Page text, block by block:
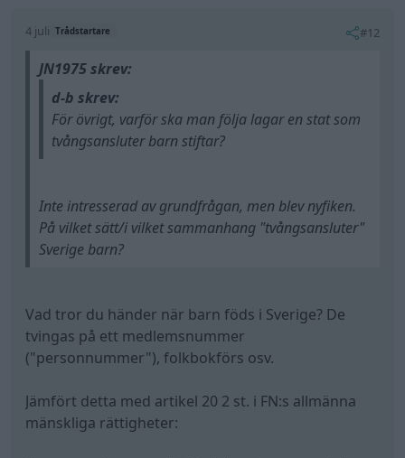
Vad tror du händer när barn föds i Sverige? De
tvingas på ett medlemsnummer
("personnummer"), folkbokförs osv.
Jämfört detta med artikel 20 2 st. i FN:s allmänna
No one may be compelled to belong to an association.
Compel
Staten är en association.
Att det ser ut så här beror på principerna som
etablerades i westfaliska freden. Varför är det
rimligt att regler diverse enväldiga kungar och
påven kom överens om för nästan 400 år sedan
skulle vara tillämpliga idag? I synnerhet på barn